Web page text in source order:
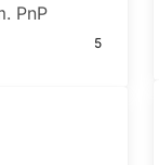
PnP
5